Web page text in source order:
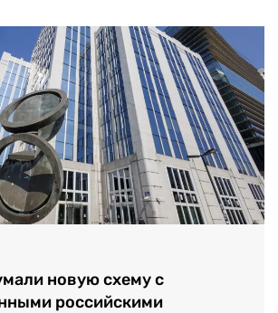
новую схему с
российскими